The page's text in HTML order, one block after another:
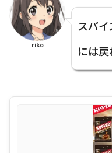
riko
スパ
には